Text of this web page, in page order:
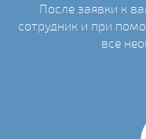
После заявки к
сотрудник и при
все